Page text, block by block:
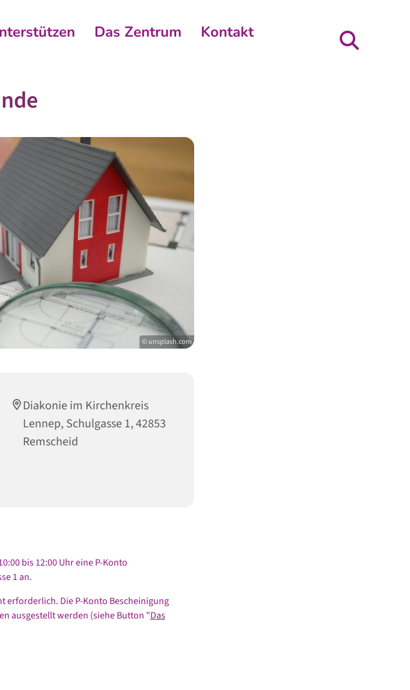
Das Zentrum Kontakt
© unsplash.com
Diakonie im Kirchenkreis
Lennep, Schulgasse 1, 42853
Remscheid
bis 12:00 Uhr eine P-Konto
1 an.
erforderlich. Die P-Konto Bescheinigung
ausgestellt werden (siehe Button "Das